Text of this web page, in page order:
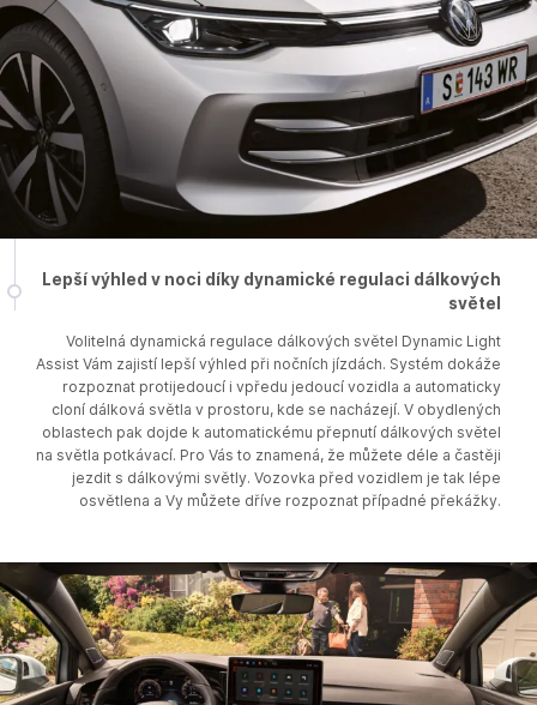
Lepší výhled v noci díky dynamické regulaci dálkových
světel
Volitelná dynamická regulace dálkových světel Dynamic Light
Assist Vám zajistí lepší výhled při nočních jízdách. Systém dokáže
rozpoznat protijedoucí i vpředu jedoucí vozidla a automaticky
cloní dálková světla v prostoru, kde se nacházejí. V obydlených
oblastech pak dojde k automatickému přepnutí dálkových světel
na světla potkávací. Pro Vás to znamená, že můžete déle a častěji
jezdit s dálkovými světly. Vozovka před vozidlem je tak lépe
osvětlena a Vy můžete dříve rozpoznat případné překážky.